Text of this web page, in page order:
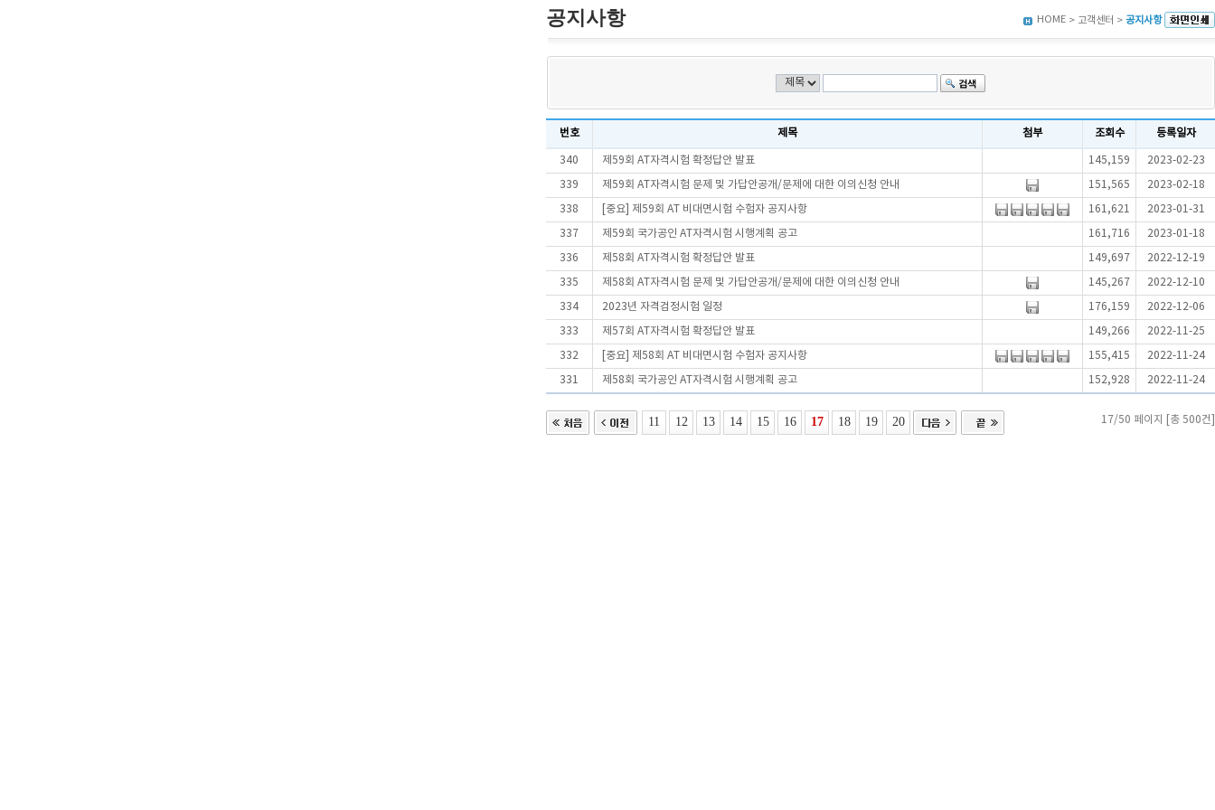
공지사항 HOME > 고객센터 > 공지사항
번호 제목 첨부 조회수 등록일자
340 제59회 AT자격시험 확정답안 발표 145,159 2023-02-23
339 제59회 AT자격시험 문제 및 가답안공개/문제에 대한 이의신청 안내 151,565 2023-02-18
338 [중요] 제59회 AT 비대면시험 수험자 공지사항 161,621 2023-01-31
337 제59회 국가공인 AT자격시험 시행계획 공고 161,716 2023-01-18
336 제58회 AT자격시험 확정답안 발표 149,697 2022-12-19
335 제58회 AT자격시험 문제 및 가답안공개/문제에 대한 이의신청 안내 145,267 2022-12-10
334 2023년 자격검정시험 일정 176,159 2022-12-06
333 제57회 AT자격시험 확정답안 발표 149,266 2022-11-25
332 [중요] 제58회 AT 비대면시험 수험자 공지사항 155,415 2022-11-24
331 제58회 국가공인 AT자격시험 시행계획 공고 152,928 2022-11-24
11 12 13 14 15 16 17 18 19 20 17/50 페이지 [총 500건]